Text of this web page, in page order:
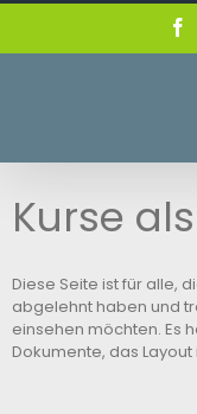
Skip
content
Kurse
Diese Seite ist für alle,
abgelehnt haben und
einsehen möchten. Es
Dokumente, das